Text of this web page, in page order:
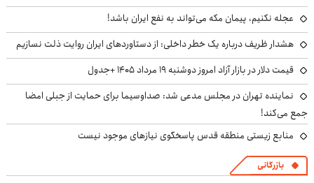
عجله نکنیم، پیمان مکه می‌تواند به نفع ایران باشد!
هشدار ظریف درباره یک خطر داخلی: از دستاوردهای ایران روایت ذلت نسازیم
قیمت دلار در بازار آزاد امروز دوشنبه ۱۹ مرداد ۱۴۰۵ +جدول
نماینده تهران در مجلس مدعی شد: صداوسیما برای حمایت از جبلی امضا
جمع می‌کند!
منابع زیستی منطقه قدس پاسخگوی نیازهای موجود نیست
بازرگانی